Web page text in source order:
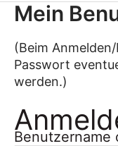
Mein
(Beim
Passwort
werden.)
Benutzername